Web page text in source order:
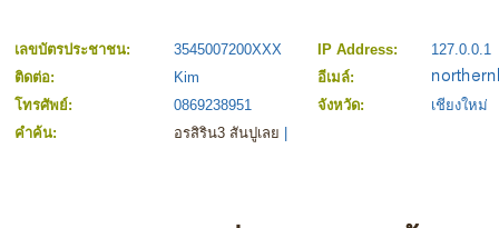
เลขบัตรประชาชน: 3545007200XXX IP Address:
127.0.0.1
ติดต่อ:
Kim
อีเมล์:
โทรศัพย์:
0869238951 จังหวัด:
เชียงใหม่
คำค้น:
อรสิริน3 สันปูเลย